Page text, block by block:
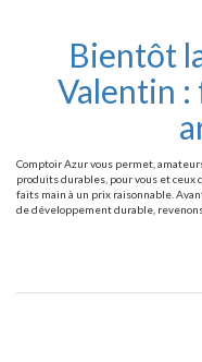
Bientôt
Valentin :
Comptoir Azur vous permet,
produits durables, pour vous et ceux
faits main à un prix raisonnable.
de développement durable, revenons